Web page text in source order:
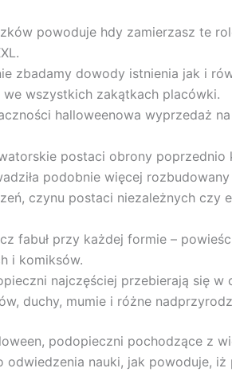
powoduje hdy zamierzasz te
zbadamy dowody istnienia jak i
wszystkich zakątkach placówki.
halloweenowa wyprzedaż
postaci obrony poprzednio
podobnie więcej
czynu postaci niezależnych czy
fabuł przy każdej formie –
i komiksów.
najczęściej przebierają się w
duchy, mumie i różne
podopieczni pochodzące z
odwiedzenia nauki, jak powoduje, iż